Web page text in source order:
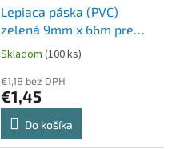
Lepiaca páska (PVC)
zelená 9mm x 66m pre
zatvárací strojček 67999 [1
Skladom (100 ks)
€1,18 bez DPH
€1,45
Do košíka